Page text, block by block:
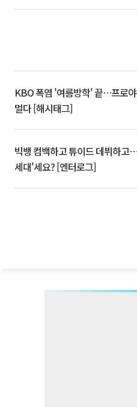
KBO 폭염 '여름방학' 끝…프로
멀다 [해시태그]
빅뱅 컴백하고 튜이드 데뷔하고
세대'세요? [엔터로그]